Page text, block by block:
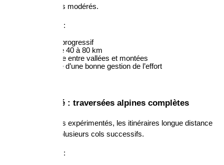
intégrant des cols modérés.
Caractéristiques :
dénivelé progressif
étapes de 40 à 80 km
alternance entre vallées et montées
nécessité d’une bonne gestion de l’effort
Niveau avancé : traversées alpines complètes
Pour les cyclistes expérimentés, les itinéraires longue distance
peuvent inclure plusieurs cols successifs.
Caractéristiques :